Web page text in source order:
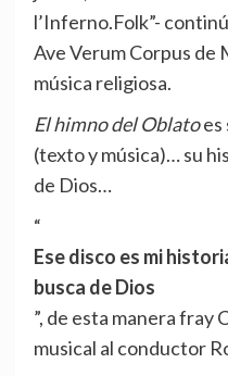
l’Inferno.Folk”-
Ave Verum Corpus de
música religiosa.
El himno del Oblatoes
(texto y música)… su
de Dios…
“
Ese disco es mi
busca de Dios
”, de esta manera fray
musical al conductor